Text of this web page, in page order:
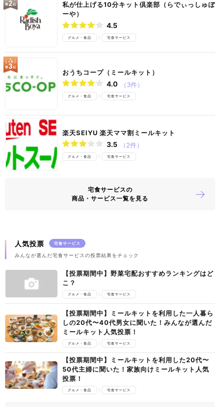
私が仕上げる10分キット倶楽部（らでぃっしゅぼ
ーや）
4.5
グルメ・食品 宅食サービス
おうちコープ（ミールキット）
4.0 （3件）
グルメ・食品 宅食サービス
楽天SEIYU 楽天ママ割ミールキット
3.5 （2件）
グルメ・食品 宅食サービス
宅食サービスの
商品・サービス一覧を見る
人気投票 宅食サービス
みんなが選んだ宅食サービスの投票結果をチェック
【投票期間中】野菜宅配おすすめランキングはど
こ？
グルメ・食品 宅食サービス
【投票期間中】ミールキットを利用した一人暮ら
しの20代〜40代男女に聞いた！みんなが選んだ
ミールキット人気投票！
グルメ・食品 宅食サービス
【投票期間中】ミールキットを利用した20代〜
50代主婦に聞いた！家族向けミールキット人気
投票！
グルメ・食品 宅食サービス